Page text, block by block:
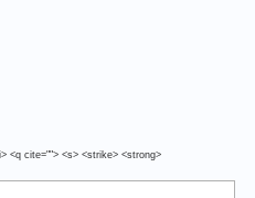
<q cite=""> <s> <strike> <strong>